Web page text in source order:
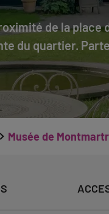
de la place
du quartier.
Musée de